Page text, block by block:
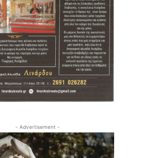
- Advertisement -